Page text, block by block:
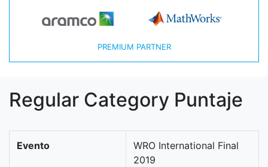
PREMIUM PARTNER
Regular Category Puntaje
Evento
WRO International Final
2019